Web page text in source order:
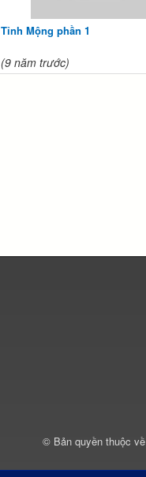
Tỉnh Mộng phần 1
(9 năm trước)
© Bản quyền thuộc về